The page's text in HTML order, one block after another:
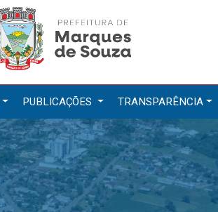
PUBLICAÇÕES TRANSPARÊNCIA
Serviços
IPTU 2026
Nota Fiscal Eletrônica